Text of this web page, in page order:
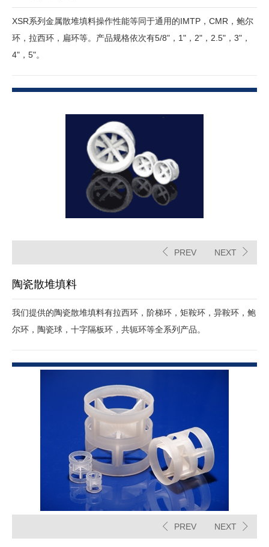
XSR系列金属散堆填料操作性能等同于通用的IMTP，CMR，鲍尔
环，拉西环，扁环等。产品规格依次有5/8"，1"，2"，2.5"，3"，
4"，5"。
PREV NEXT
陶瓷散堆填料
我们提供的陶瓷散堆填料有拉西环，阶梯环，矩鞍环，异鞍环，鲍
尔环，陶瓷球，十字隔板环，共轭环等全系列产品。
PREV NEXT